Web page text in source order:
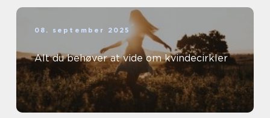
08. september 2025
Alt du behøver at vide om kvindecirkler